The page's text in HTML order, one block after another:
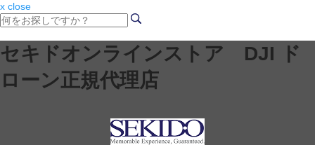
x close
セキドオンラインストア DJI ド
ローン正規代理店